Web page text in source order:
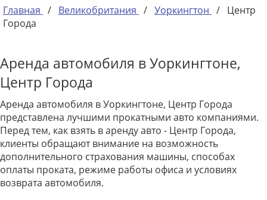
Главная / Великобритания / Уоркингтон / Центр
Города
Аренда автомобиля в Уоркингтоне,
Центр Города
Аренда автомобиля в Уоркингтоне, Центр Города
представлена лучшими прокатными авто компаниями.
Перед тем, как взять в аренду авто - Центр Города,
клиенты обращают внимание на возможность
дополнительного страхования машины, способах
оплаты проката, режиме работы офиса и условиях
возврата автомобиля.